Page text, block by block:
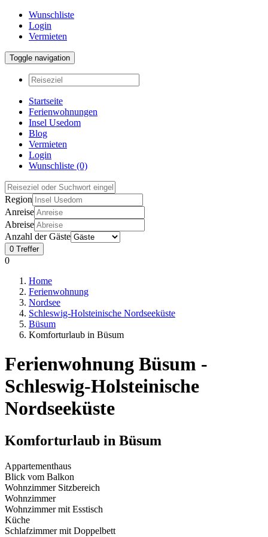
Wunschliste
Login
Vermieten
Toggle navigation
Startseite
Ferienwohnungen
Insel Usedom
Blog
Vermieten
Login
Wunschliste (0)
Region
Anreise
Abreise
Anzahl der Gäste
0 Treffer
0
Home
Ferienwohnung
Nordsee
Schleswig-Holsteinische Nordseeküste
Büsum
Komforturlaub in Büsum
Ferienwohnung Büsum -
Schleswig-Holsteinische
Nordseeküste
Komforturlaub in Büsum
Appartementhaus
Blick vom Balkon
Wohnzimmer Sitzbereich
Wohnzimmer
Wohnzimmer mit Esstisch
Küche
Schlafzimmer mit Doppelbett